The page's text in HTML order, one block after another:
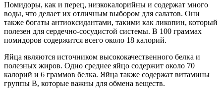
Помидоры, как и перец, низкокалорийны и содержат много
воды, что делает их отличным выбором для салатов. Они
также богаты антиоксидантами, такими как ликопин, который
полезен для сердечно-сосудистой системы. В 100 граммах
помидоров содержится всего около 18 калорий.
Яйца являются источником высококачественного белка и
полезных жиров. Одно среднее яйцо содержит около 70
калорий и 6 граммов белка. Яйца также содержат витамины
группы B, которые важны для обмена веществ.